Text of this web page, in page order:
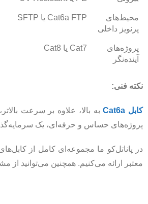
محیط‌های
پرنویز داخلی
Cat6a FTP یا SFTP
پروژه‌های
آینده‌نگر
Cat7 یا Cat8
نکته فنی:
کابل‌ Cat6a
به بالا، علاوه بر سرعت
پروژه‌های حساس و حرفه‌ای، یک
معتبر ارائه می‌کنیم. همچنین می‌توانید از